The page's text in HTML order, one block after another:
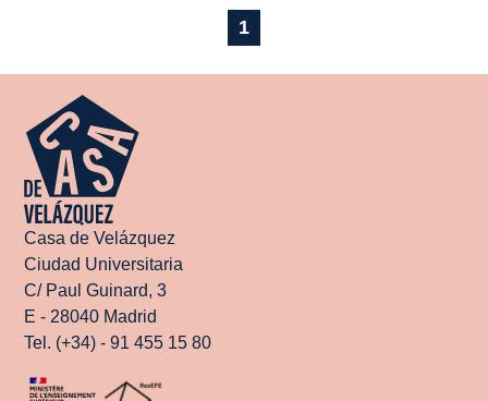
1
Casa de Velázquez
Ciudad Universitaria
C/ Paul Guinard, 3
E - 28040 Madrid
Tel. (+34) - 91 455 15 80